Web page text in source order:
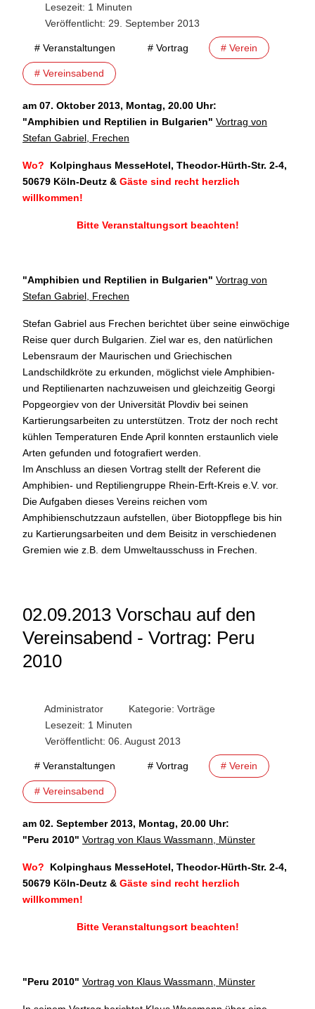
Lesezeit: 1 Minuten
Veröffentlicht: 29. September 2013
# Veranstaltungen # Vortrag # Verein
# Vereinsabend
am 07. Oktober 2013, Montag, 20.00 Uhr:
"Amphibien und Reptilien in Bulgarien" Vortrag von
Stefan Gabriel, Frechen
Wo?
Kolpinghaus MesseHotel, Theodor-Hürth-Str. 2-4,
50679 Köln-Deutz & Gäste sind recht herzlich
willkommen!
Bitte Veranstaltungsort beachten!
"Amphibien und Reptilien in Bulgarien" Vortrag von
Stefan Gabriel, Frechen
Stefan Gabriel aus Frechen berichtet über seine einwöchige
Reise quer durch Bulgarien. Ziel war es, den natürlichen
Lebensraum der Maurischen und Griechischen
Landschildkröte zu erkunden, möglichst viele Amphibien-
und Reptilienarten nachzuweisen und gleichzeitig Georgi
Popgeorgiev von der Universität Plovdiv bei seinen
Kartierungsarbeiten zu unterstützen. Trotz der noch recht
kühlen Temperaturen Ende April konnten erstaunlich viele
Arten gefunden und fotografiert werden.
Im Anschluss an diesen Vortrag stellt der Referent die
Amphibien- und Reptiliengruppe Rhein-Erft-Kreis e.V. vor.
Die Aufgaben dieses Vereins reichen vom
Amphibienschutzzaun aufstellen, über Biotoppflege bis hin
zu Kartierungsarbeiten und dem Beisitz in verschiedenen
Gremien wie z.B. dem Umweltausschuss in Frechen.
02.09.2013 Vorschau auf den
Vereinsabend - Vortrag: Peru
2010
Administrator Kategorie: Vorträge
Lesezeit: 1 Minuten
Veröffentlicht: 06. August 2013
# Veranstaltungen # Vortrag # Verein
# Vereinsabend
am 02. September 2013, Montag, 20.00 Uhr:
"Peru 2010" Vortrag von Klaus Wassmann, Münster
Wo?
Kolpinghaus MesseHotel, Theodor-Hürth-Str. 2-4,
50679 Köln-Deutz & Gäste sind recht herzlich
willkommen!
Bitte Veranstaltungsort beachten!
"Peru 2010" Vortrag von Klaus Wassmann, Münster